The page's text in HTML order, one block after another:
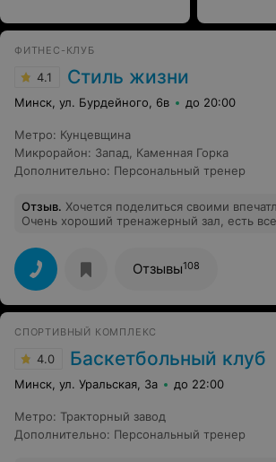
ФИТНЕС-КЛУБ
4.1 Стиль жизни
Минск, ул. Бурдейного, 6в до 20:00
Метро: Кунцевщина
Микрорайон: Запад, Каменная Горка
Дополнительно: Персональный тренер
Отзыв. Хочется поделиться своими
Очень хороший тренажерный зал, есть все
удобно. Особенно хочется сказать об
клубе, она действительная какая-то
добрая, ощущение ,что сюда люди
действительно заниматься для себя, для
красующихся "бодибилдеров" у зеркал :).
Спасибо за ваши старания. Успехов Вам!
зал около дома- это просто мечта.
Отзывы108
СПОРТИВНЫЙ КОМПЛЕКС
4.0 Баскетбольный клуб
Минск, ул. Уральская, 3а до 22:00
Метро: Тракторный завод
Дополнительно: Персональный тренер